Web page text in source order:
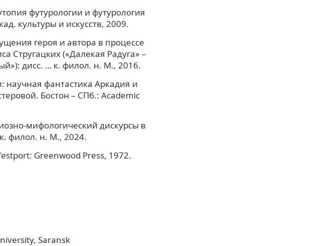
футурологии и футурология
культуры и искусств, 2009.
героя и автора в процессе
Стругацких («Далекая Радуга» –
дисс. … к. филол. н. М., 2016.
научная фантастика Аркадия и
Бостон – СПб.: Academic
мифологический дискурсы в
филол. н. М., 2024.
Greenwood Press, 1972.
Saransk